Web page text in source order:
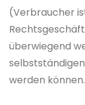
(Verbraucher
überwiegend
werden